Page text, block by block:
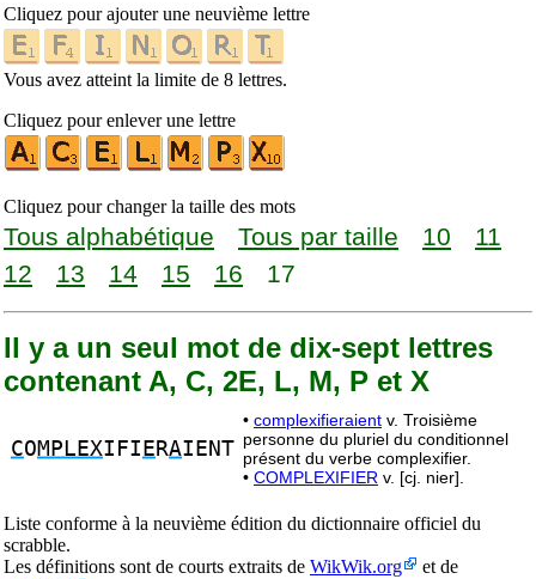
Cliquez pour ajouter une neuvième lettre
Vous avez atteint la limite de 8 lettres.
Cliquez pour enlever une lettre
Cliquez pour changer la taille des mots
Tous alphabétique Tous par taille 10
11
12
13 14 15 16 17
Il y a un seul mot de dix-sept lettres
contenant A, C, 2E, L, M, P et X
COMPLEXIFI E RAIENT
• complexifieraient v. Troisième
personne du pluriel du conditionnel
présent du verbe complexifier.
• COMPLEXIFIER v. [cj. nier].
Liste conforme à la neuvième édition du dictionnaire officiel du
scrabble.
Les définitions sont de courts extraits de WikWik.org
et de